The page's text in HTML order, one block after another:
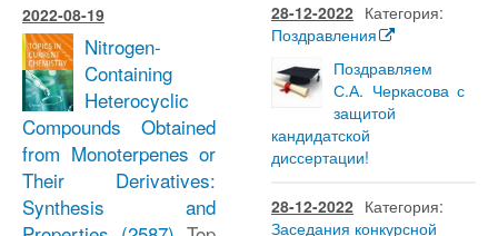
2022-08-19
Nitrogen-
Containing
Heterocyclic
Compounds Obtained
from Monoterpenes or
Their Derivatives:
Synthesis and
28-12-2022 Категория:
Поздравления
Поздравляем
С.А. Черкасова с
защитой
кандидатской
диссертации!
28-12-2022 Категория:
Заседания конкурсной